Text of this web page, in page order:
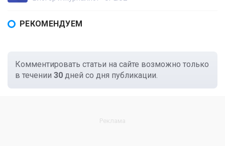
РЕКОМЕНДУЕМ
Комментировать статьи на сайте возможно только
в течении 30 дней со дня публикации.